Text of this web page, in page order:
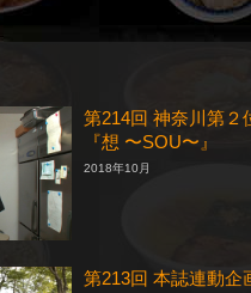
第214回 神奈川第２
『想 〜SOU〜』
2018年10月
第213回 本誌連動企